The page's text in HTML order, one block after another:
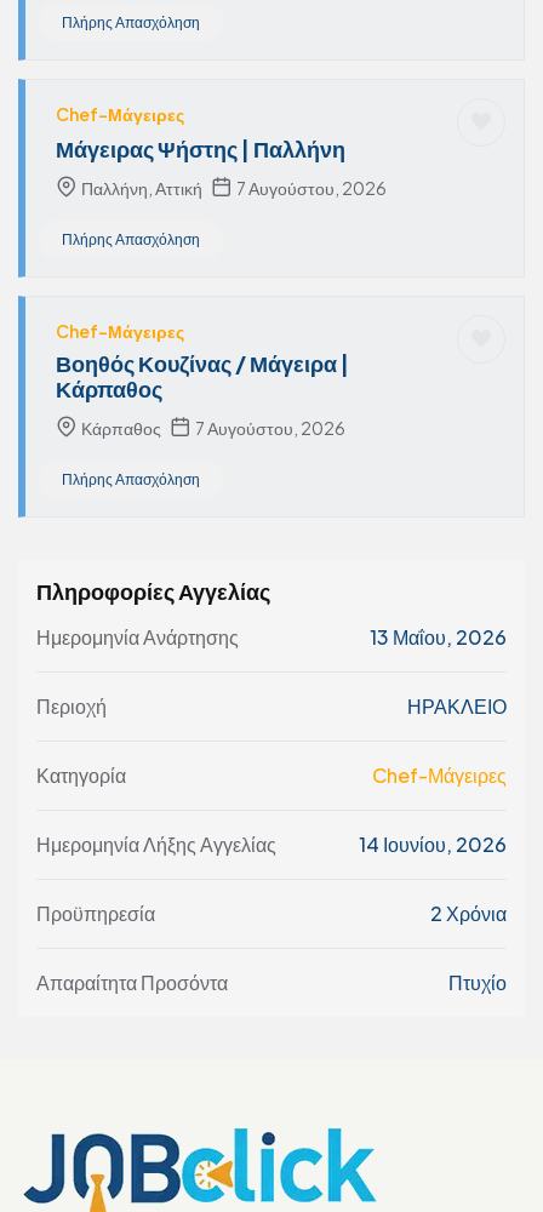
Πλήρης Απασχόληση
Chef-Μάγειρες
Μάγειρας Ψήστης | Παλλήνη
Παλλήνη, Αττική 7 Αυγούστου, 2026
Πλήρης Απασχόληση
Chef-Μάγειρες
Βοηθός Κουζίνας / Μάγειρα |
Κάρπαθος
Κάρπαθος 7 Αυγούστου, 2026
Πλήρης Απασχόληση
Πληροφορίες Αγγελίας
Ημερομηνία Ανάρτησης 13 Μαΐου, 2026
Περιοχή ΗΡΑΚΛΕΙΟ
Κατηγορία Chef-Μάγειρες
Ημερομηνία Λήξης Αγγελίας 14 Ιουνίου, 2026
Προϋπηρεσία 2 Χρόνια
Απαραίτητα Προσόντα Πτυχίο